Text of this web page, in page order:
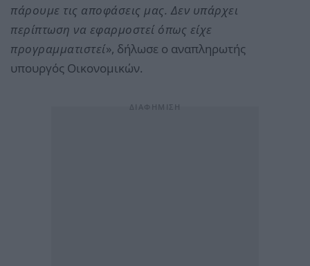
πάρουμε τις αποφάσεις μας. Δεν υπάρχει
περίπτωση να εφαρμοστεί όπως είχε
προγραμματιστεί», δήλωσε ο αναπληρωτής
υπουργός Οικονομικών.